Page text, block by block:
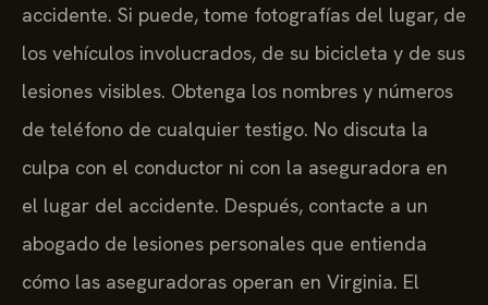
accidente. Si puede, tome fotografías del lugar, de
los vehículos involucrados, de su bicicleta y de sus
lesiones visibles. Obtenga los nombres y números
de teléfono de cualquier testigo. No discuta la
culpa con el conductor ni con la aseguradora en
el lugar del accidente. Después, contacte a un
abogado de lesiones personales que entienda
cómo las aseguradoras operan en Virginia. El